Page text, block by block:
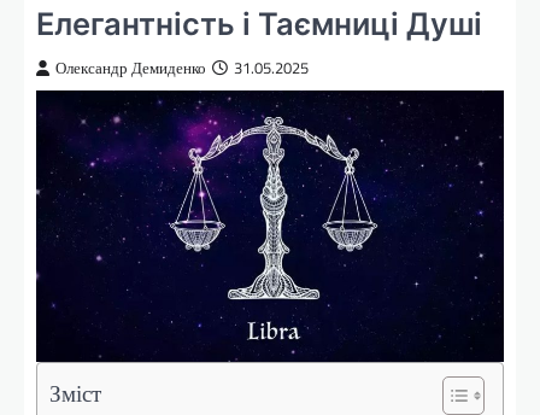
Елегантність і Таємниці Душі
Олександр Демиденко 31.05.2025
Зміст